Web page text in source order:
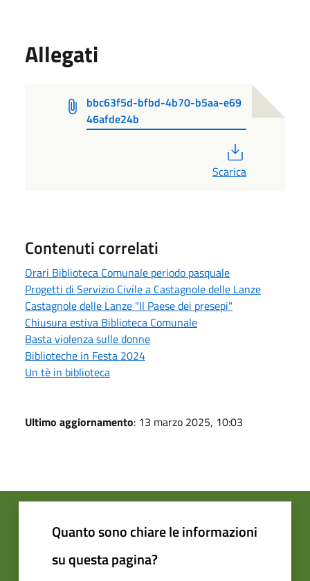
Allegati
bbc63f5d-bfbd-4b70-b5aa-e69
46afde24b
Scarica
Contenuti correlati
Orari Biblioteca Comunale periodo pasquale
Progetti di Servizio Civile a Castagnole delle Lanze
Castagnole delle Lanze "Il Paese dei presepi"
Chiusura estiva Biblioteca Comunale
Basta violenza sulle donne
Biblioteche in Festa 2024
Un tè in biblioteca
Ultimo aggiornamento: 13 marzo 2025, 10:03
Quanto sono chiare le informazioni
su questa pagina?